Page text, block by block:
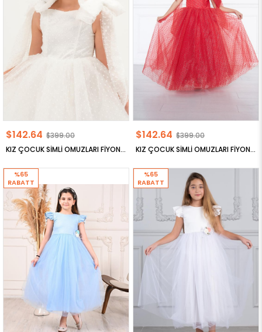
KIZ ÇOCUK SİMLİ OMUZLARI FİYONKLU ABİYE ELBİSE
$142.64 $399.00
KIZ ÇOCUK SİMLİ OMUZLARI FİYONKLU ABİYE ELBİSE
$142.64 $399.00
%65
RABATT
%65
RABATT